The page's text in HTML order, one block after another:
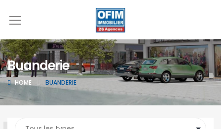
Buanderie
HOME BUANDERIE